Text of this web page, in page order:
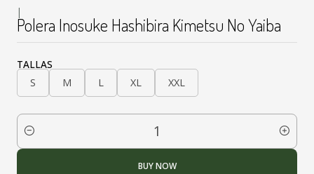
|
Polera Inosuke Hashibira Kimetsu No Yaiba
TALLAS
S
M L XL XXL
Quantity
BUY NOW